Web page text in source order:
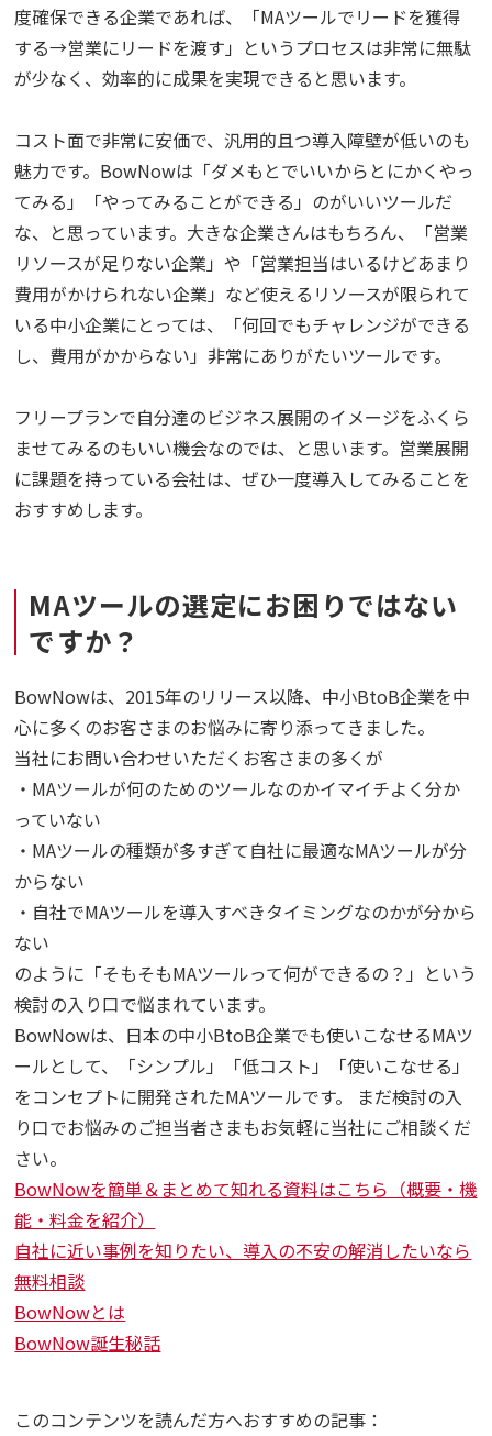
度確保できる企業であれば、「MAツールでリードを獲得
する→営業にリードを渡す」というプロセスは非常に無駄
が少なく、効率的に成果を実現できると思います。
コスト面で非常に安価で、汎用的且つ導入障壁が低いのも
魅力です。BowNowは「ダメもとでいいからとにかくやっ
てみる」「やってみることができる」のがいいツールだ
な、と思っています。大きな企業さんはもちろん、「営業
リソースが足りない企業」や「営業担当はいるけどあまり
費用がかけられない企業」など使えるリソースが限られて
いる中小企業にとっては、「何回でもチャレンジができる
し、費用がかからない」非常にありがたいツールです。
フリープランで自分達のビジネス展開のイメージをふくら
ませてみるのもいい機会なのでは、と思います。営業展開
に課題を持っている会社は、ぜひ一度導入してみることを
おすすめします。
MAツールの選定にお困りではない
ですか？
BowNowは、2015年のリリース以降、中小BtoB企業を中
心に多くのお客さまのお悩みに寄り添ってきました。
当社にお問い合わせいただくお客さまの多くが
・MAツールが何のためのツールなのかイマイチよく分か
っていない
・MAツールの種類が多すぎて自社に最適なMAツールが分
からない
・自社でMAツールを導入すべきタイミングなのかが分から
ない
のように「そもそもMAツールって何ができるの？」という
検討の入り口で悩まれています。
BowNowは、日本の中小BtoB企業でも使いこなせるMAツ
ールとして、「シンプル」「低コスト」「使いこなせる」
をコンセプトに開発されたMAツールです。 まだ検討の入
り口でお悩みのご担当者さまもお気軽に当社にご相談くだ
さい。
BowNowを簡単＆まとめて知れる資料はこちら（概要・機
能・料金を紹介）
自社に近い事例を知りたい、導入の不安の解消したいなら
無料相談
BowNowとは
BowNow誕生秘話
このコンテンツを読んだ方へおすすめの記事：